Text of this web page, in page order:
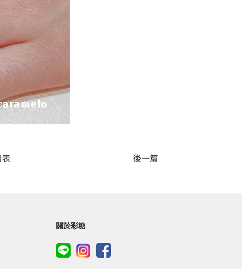
後一篇
關於彩糖